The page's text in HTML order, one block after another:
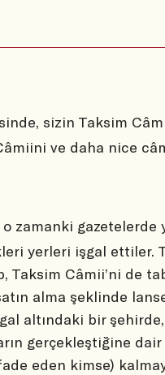
sizin Taksim
ve daha nice
zamanki gazetelerde
yerleri işgal ettiler.
Taksim Câmii’ni de
alma şeklinde
altındaki bir
gerçekleştiğine dair
eden kimse)